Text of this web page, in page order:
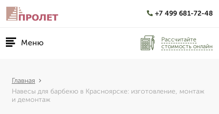
+7 499 681-72-48
Меню
Рассчитайте
стоимость онлайн
Главная
Навесы для барбекю в Красноярске: изготовление, монтаж
и демонтаж